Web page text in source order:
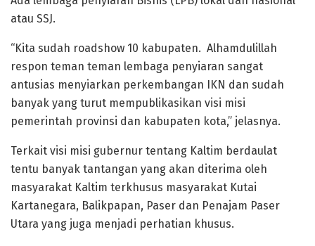
atau SSJ.
“Kita sudah roadshow 10 kabupaten. Alhamdulillah
respon teman teman lembaga penyiaran sangat
antusias menyiarkan perkembangan IKN dan sudah
banyak yang turut mempublikasikan visi misi
pemerintah provinsi dan kabupaten kota,” jelasnya.
Terkait visi misi gubernur tentang Kaltim berdaulat
tentu banyak tantangan yang akan diterima oleh
masyarakat Kaltim terkhusus masyarakat Kutai
Kartanegara, Balikpapan, Paser dan Penajam Paser
Utara yang juga menjadi perhatian khusus.